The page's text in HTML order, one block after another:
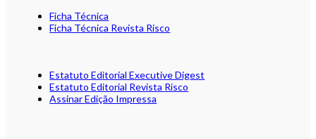
Ficha Técnica
Ficha Técnica Revista Risco
Estatuto Editorial Executive Digest
Estatuto Editorial Revista Risco
Assinar Edição Impressa